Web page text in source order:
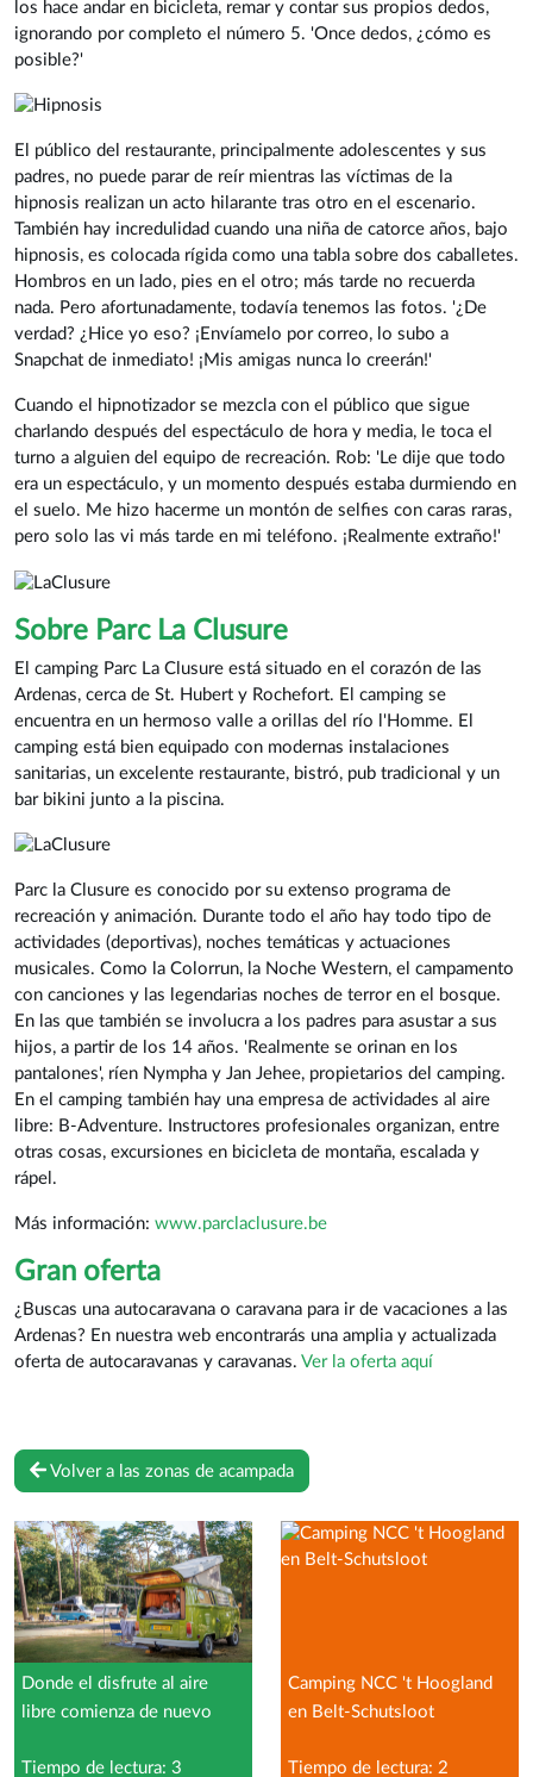
los hace andar en bicicleta, remar y contar sus propios dedos,
ignorando por completo el número 5. 'Once dedos, ¿cómo es
posible?'
El público del restaurante, principalmente adolescentes y sus
padres, no puede parar de reír mientras las víctimas de la
hipnosis realizan un acto hilarante tras otro en el escenario.
También hay incredulidad cuando una niña de catorce años, bajo
hipnosis, es colocada rígida como una tabla sobre dos caballetes.
Hombros en un lado, pies en el otro; más tarde no recuerda
nada. Pero afortunadamente, todavía tenemos las fotos. '¿De
verdad? ¿Hice yo eso? ¡Envíamelo por correo, lo subo a
Snapchat de inmediato! ¡Mis amigas nunca lo creerán!'
Cuando el hipnotizador se mezcla con el público que sigue
charlando después del espectáculo de hora y media, le toca el
turno a alguien del equipo de recreación. Rob: 'Le dije que todo
era un espectáculo, y un momento después estaba durmiendo en
el suelo. Me hizo hacerme un montón de selfies con caras raras,
pero solo las vi más tarde en mi teléfono. ¡Realmente extraño!'
Sobre Parc La Clusure
El camping Parc La Clusure está situado en el corazón de las
Ardenas, cerca de St. Hubert y Rochefort. El camping se
encuentra en un hermoso valle a orillas del río l'Homme. El
camping está bien equipado con modernas instalaciones
sanitarias, un excelente restaurante, bistró, pub tradicional y un
bar bikini junto a la piscina.
Parc la Clusure es conocido por su extenso programa de
recreación y animación. Durante todo el año hay todo tipo de
actividades (deportivas), noches temáticas y actuaciones
musicales. Como la Colorrun, la Noche Western, el campamento
con canciones y las legendarias noches de terror en el bosque.
En las que también se involucra a los padres para asustar a sus
hijos, a partir de los 14 años. 'Realmente se orinan en los
pantalones', ríen Nympha y Jan Jehee, propietarios del camping.
En el camping también hay una empresa de actividades al aire
libre: B-Adventure. Instructores profesionales organizan, entre
otras cosas, excursiones en bicicleta de montaña, escalada y
rápel.
Más información: www.parclaclusure.be
Gran oferta
¿Buscas una autocaravana o caravana para ir de vacaciones a las
Ardenas? En nuestra web encontrarás una amplia y actualizada
oferta de autocaravanas y caravanas. Ver la oferta aquí
Volver a las zonas de acampada
Donde el disfrute al aire
libre comienza de nuevo
Tiempo de lectura: 3
Camping NCC 't Hoogland
en Belt-Schutsloot
Tiempo de lectura: 2